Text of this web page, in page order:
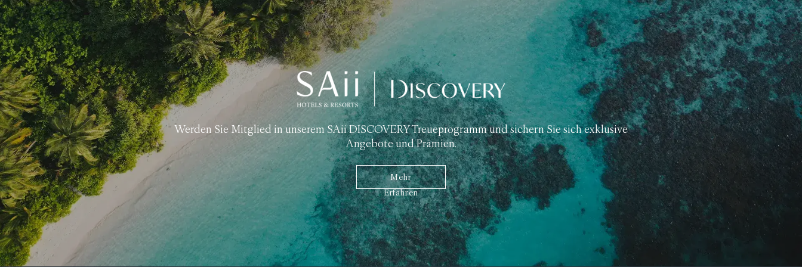
Werden Sie Mitglied in unserem SAii DISCOVERY Treueprogramm und sichern Sie sich exklusive
Angebote und Prämien.
Mehr
Erfahren